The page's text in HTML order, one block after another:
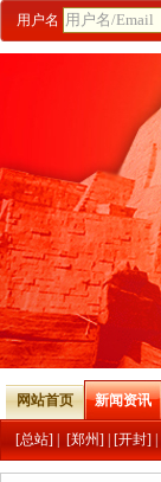
用户名
网站首页 新闻资讯
[总站] [郑州] [开封]